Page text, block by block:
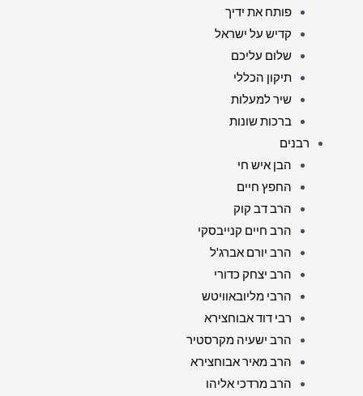
פותח את ידיך
קדיש על ישראל
שלום עליכם
תיקון הכללי
שיר למעלות
ברכות שונות
רבנים
הבן איש חי
החפץ חיים
הרב דב קוק
הרב חיים קנייבסקי
הרב יורם אברג'ל
הרב יצחק כדורי
הרבי מליובאוויטש
רבי דוד אבוחצירא
הרב ישעיה מקרסטיר
הרב מאיר אבוחצירא
הרב מרדכי אליהו